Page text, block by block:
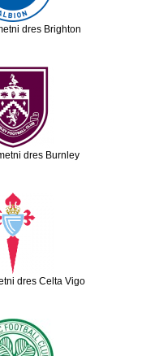
dres Brighton
dres Burnley
dres Celta Vigo